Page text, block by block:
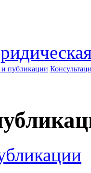
публикации